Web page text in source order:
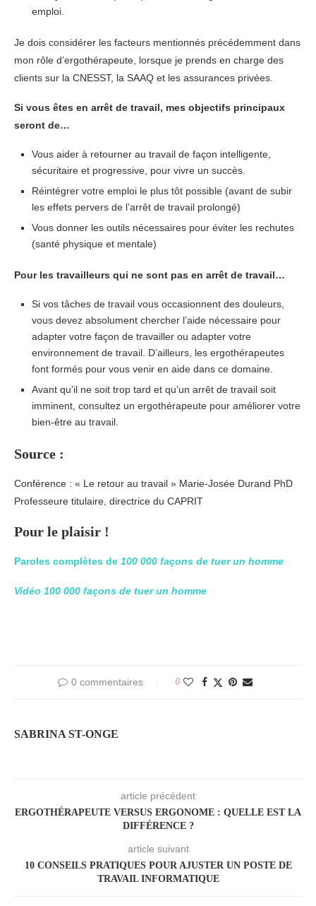
emploi.
Je dois considérer les facteurs mentionnés précédemment dans
mon rôle d’ergothérapeute, lorsque je prends en charge des
clients sur la CNESST, la SAAQ et les assurances privées.
Si vous êtes en arrêt de travail, mes objectifs principaux
seront de…
Vous aider à retourner au travail de façon intelligente,
sécuritaire et progressive, pour vivre un succès.
Réintégrer votre emploi le plus tôt possible (avant de subir
les effets pervers de l’arrêt de travail prolongé)
Vous donner les outils nécessaires pour éviter les rechutes
(santé physique et mentale)
Pour les travailleurs qui ne sont pas en arrêt de travail…
Si vos tâches de travail vous occasionnent des douleurs,
vous devez absolument chercher l’aide nécessaire pour
adapter votre façon de travailler ou adapter votre
environnement de travail. D’ailleurs, les ergothérapeutes
font formés pour vous venir en aide dans ce domaine.
Avant qu’il ne soit trop tard et qu’un arrêt de travail soit
imminent, consultez un ergothérapeute pour améliorer votre
bien-être au travail.
Source :
Conférence : « Le retour au travail » Marie-Josée Durand PhD
Professeure titulaire, directrice du CAPRIT
Pour le plaisir !
Paroles complètes de 100 000 façons de tuer un homme
Vidéo 100 000 façons de tuer un homme
0 commentaires 0
SABRINA ST-ONGE
article précédent
ERGOTHÉRAPEUTE VERSUS ERGONOME : QUELLE EST LA
DIFFÉRENCE ?
article suivant
10 CONSEILS PRATIQUES POUR AJUSTER UN POSTE DE
TRAVAIL INFORMATIQUE